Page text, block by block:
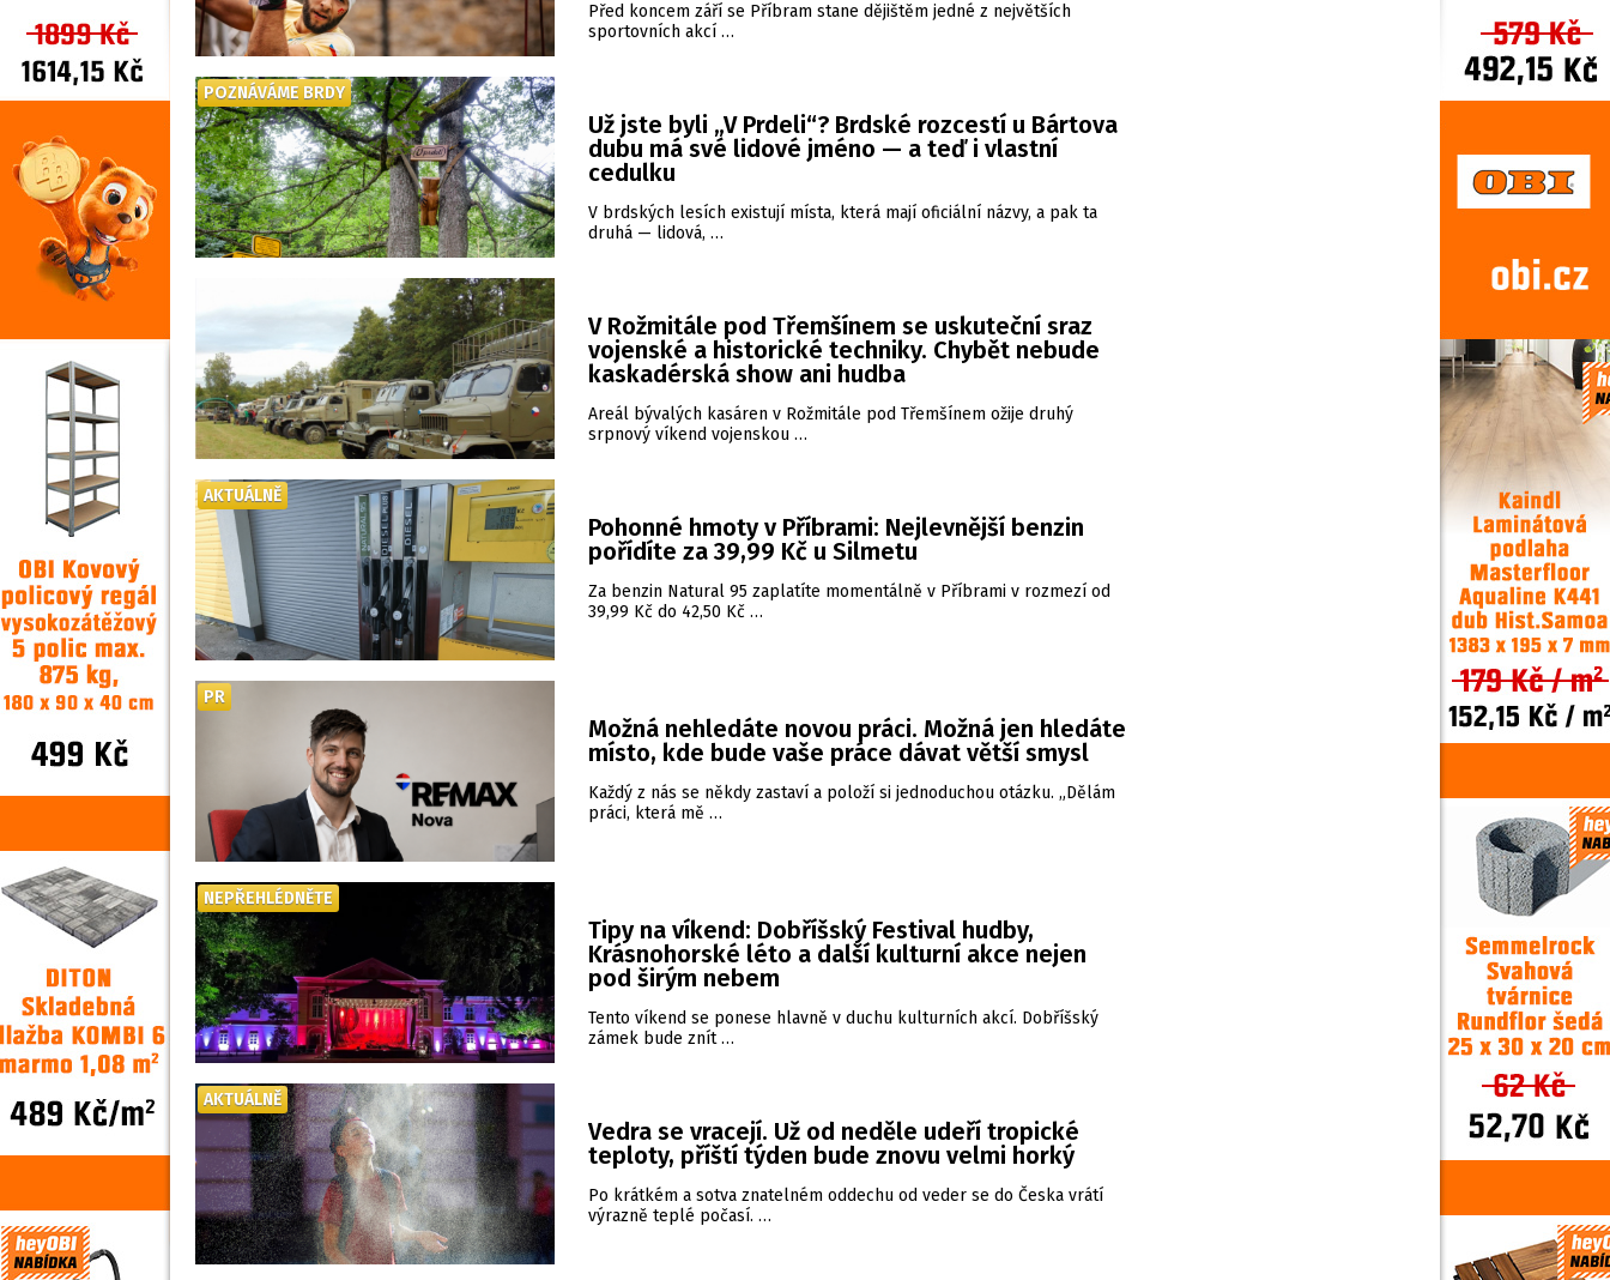
Před koncem září se Příbram stane dějištěm jedné z největších
sportovních akcí …
Už jste byli „V Prdeli“? Brdské rozcestí u Bártova
dubu má své lidové jméno — a teď i vlastní
cedulku
V brdských lesích existují místa, která mají oficiální názvy, a pak ta
druhá — lidová, …
POZNÁVÁME BRDY
V Rožmitále pod Třemšínem se uskuteční sraz
vojenské a historické techniky. Chybět nebude
kaskadérská show ani hudba
Areál bývalých kasáren v Rožmitále pod Třemšínem ožije druhý
srpnový víkend vojenskou …
Pohonné hmoty v Příbrami: Nejlevnější benzin
pořídíte za 39,99 Kč u Silmetu
Za benzin Natural 95 zaplatíte momentálně v Příbrami v rozmezí od
39,99 Kč do 42,50 Kč …
AKTUÁLNĚ
Možná nehledáte novou práci. Možná jen hledáte
místo, kde bude vaše práce dávat větší smysl
Každý z nás se někdy zastaví a položí si jednoduchou otázku. „Dělám
práci, která mě …
PR
Tipy na víkend: Dobříšský Festival hudby,
Krásnohorské léto a další kulturní akce nejen
pod širým nebem
Tento víkend se ponese hlavně v duchu kulturních akcí. Dobříšský
zámek bude znít …
NEPŘEHLÉDNĚTE
Vedra se vracejí. Už od neděle udeří tropické
teploty, příští týden bude znovu velmi horký
Po krátkém a sotva znatelném oddechu od veder se do Česka vrátí
výrazně teplé počasí. …
AKTUÁLNĚ